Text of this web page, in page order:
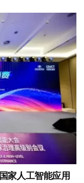
家人工智能应用